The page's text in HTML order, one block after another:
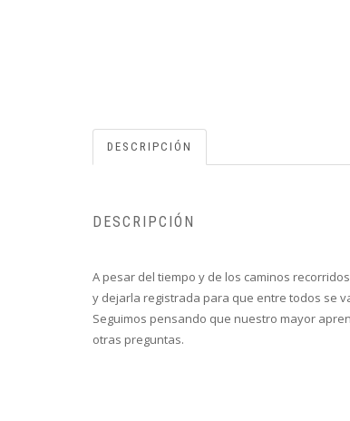
DESCRIPCIÓN
DESCRIPCIÓN
A pesar del tiempo y de los caminos
y dejarla registrada para que entre todos se
Seguimos pensando que nuestro mayor
otras preguntas.